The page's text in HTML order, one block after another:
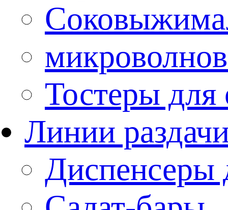
Тостеры
Линии
Диспенсеры